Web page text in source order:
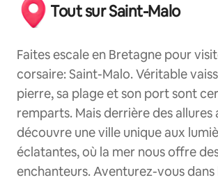
Tout sur Saint-Malo
Faites escale en Bretagne pour
corsaire: Saint-Malo. Véritable
pierre, sa plage et son port sont
remparts. Mais derrière des allures
découvre une ville unique aux
éclatantes, où la mer nous offre
enchanteurs. Aventurez-vous dans